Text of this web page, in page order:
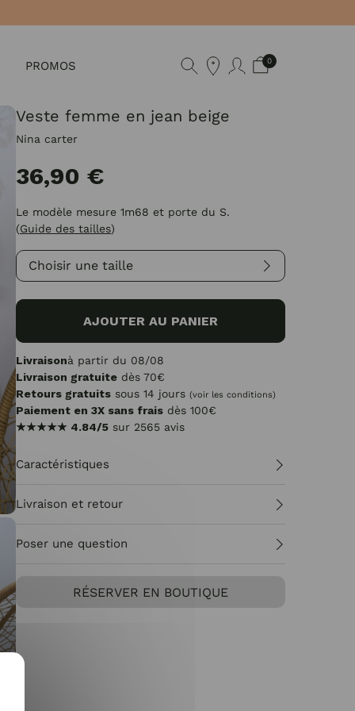
PROMOS 0
Veste femme en jean beige
Nina carter
36,90 €
Le modèle mesure 1m68 et porte du S.
(Guide des tailles)
Choisir une taille
AJOUTER AU PANIER
Livraisonà partir du 08/08
Livraison gratuite dès 70€
Retours gratuits sous 14 jours (voir les conditions)
Paiement en 3X sans frais dès 100€
★★★★★ 4.84/5 sur 2565 avis
Caractéristiques
Livraison et retour
Poser une question
RÉSERVER EN BOUTIQUE